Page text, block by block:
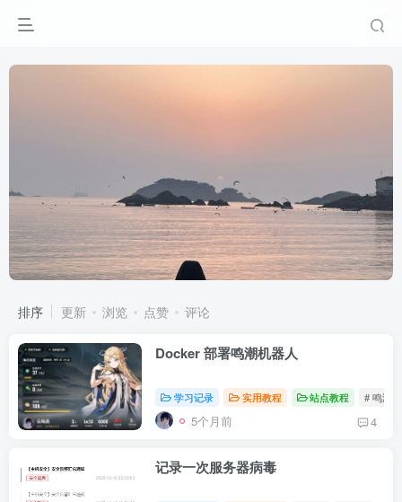
排序 更新 浏览 点赞 评论
Docker 部署鸣潮机器人
学习记录 实用教程 站点教程 # 鸣潮
5个月前 4
记录一次服务器病毒